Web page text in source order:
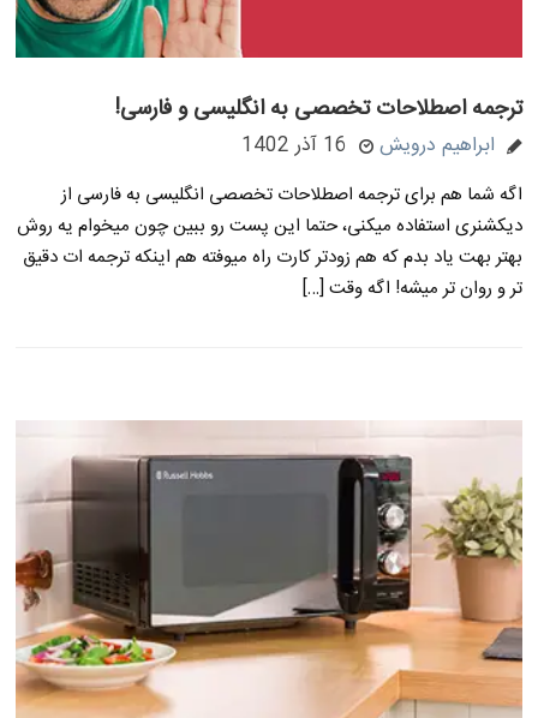
ترجمه اصطلاحات تخصصی به انگلیسی و فارسی!
ابراهیم درویش 16 آذر 1402
اگه شما هم برای ترجمه اصطلاحات تخصصی انگلیسی به فارسی از
دیکشنری استفاده میکنی، حتما این پست رو ببین چون میخوام یه روش
بهتر بهت یاد بدم که هم زودتر کارت راه میوفته هم اینکه ترجمه ات دقیق
تر و روان تر میشه! اگه وقت […]